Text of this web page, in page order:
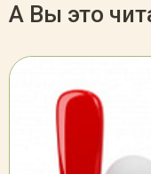
А Вы это